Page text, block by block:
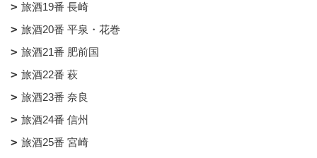
旅酒19番 長崎
旅酒20番 平泉・花巻
旅酒21番 肥前国
旅酒22番 萩
旅酒23番 奈良
旅酒24番 信州
旅酒25番 宮崎